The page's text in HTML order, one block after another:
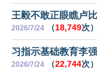
王毅不敢正眼瞧卢
2026/7/24 （18,749次）
习指示基础教育李
2026/7/24 （22,744次）